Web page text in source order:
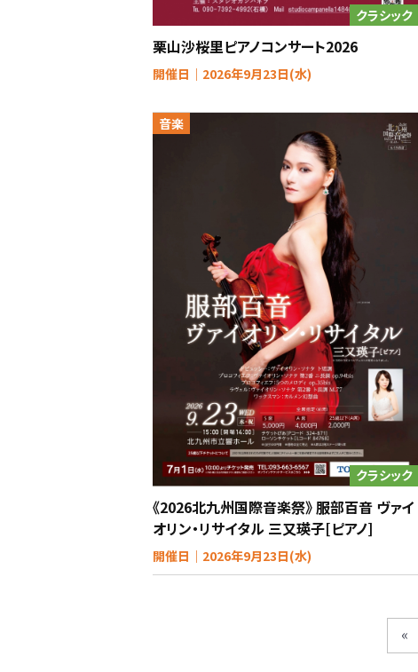
クラシック
栗山沙桜里ピアノコンサート2026
開催日｜2026年9月23日(水)
音楽
クラシック
《2026北九州国際音楽祭》 服部百音 ヴァイ
オリン・リサイタル 三又瑛子[ピアノ]
開催日｜2026年9月23日(水)
«